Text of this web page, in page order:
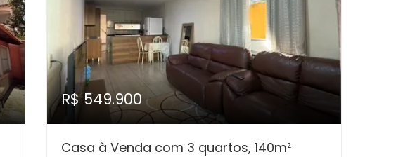
R$ 549.900
Casa à Venda com 3 quartos, 140m²